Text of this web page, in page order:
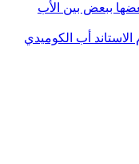
ببعض بين الأب
أب الكوميدي